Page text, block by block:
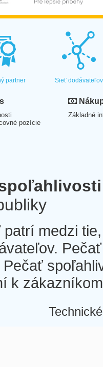
partner Sieť dodávateľov
pozície
Základné
medzi
Pečať
k